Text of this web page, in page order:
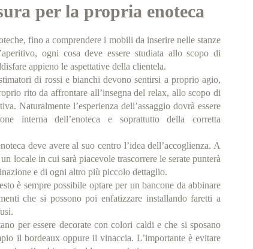
per la propria enoteca
fino a comprendere i mobili da inserire nelle stanze
ogni cosa deve essere studiata allo scopo di
appieno le aspettative della clientela.
di rossi e bianchi devono sentirsi a proprio agio,
rito da affrontare all’insegna del relax, allo scopo di
Naturalmente l’esperienza dell’assaggio dovrà essere
interna dell’enoteca e soprattutto della corretta
deve avere al suo centro l’idea dell’accoglienza. A
locale in cui sarà piacevole trascorrere le serate punterà
e di ogni altro più piccolo dettaglio.
è sempre possibile optare per un bancone da abbinare
che si possono poi enfatizzare installando faretti a
per essere decorate con colori caldi e che si sposano
il bordeaux oppure il vinaccia. L’importante è evitare